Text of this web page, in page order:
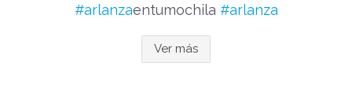
#arlanzaentumochila #arlanza
Ver más